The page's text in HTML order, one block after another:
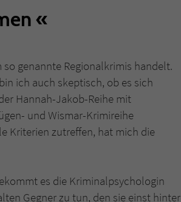
genannte Regionalkrimis handelt.
ich auch skeptisch, ob es sich
Hannah-Jakob-Reihe mit
und Wismar-Krimireihe
Kriterien zutreffen, hat mich die
es die Kriminalpsychologin
Gegner zu tun, den sie einst hinter
für Kommentare einzelner Buchtitel
Couch Medien GmbH & Co. KG